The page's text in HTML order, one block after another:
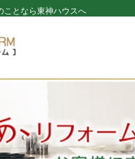
ことなら東神ハウスへ